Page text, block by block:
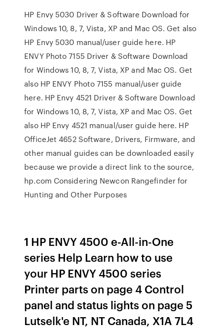
HP Envy 5030 Driver & Software Download for
Windows 10, 8, 7, Vista, XP and Mac OS. Get also
HP Envy 5030 manual/user guide here. HP
ENVY Photo 7155 Driver & Software Download
for Windows 10, 8, 7, Vista, XP and Mac OS. Get
also HP ENVY Photo 7155 manual/user guide
here. HP Envy 4521 Driver & Software Download
for Windows 10, 8, 7, Vista, XP and Mac OS. Get
also HP Envy 4521 manual/user guide here. HP
OfficeJet 4652 Software, Drivers, Firmware, and
other manual guides can be downloaded easily
because we provide a direct link to the source,
hp.com Considering Newcon Rangefinder for
Hunting and Other Purposes
1 HP ENVY 4500 e-All-in-One
series Help Learn how to use
your HP ENVY 4500 series
Printer parts on page 4 Control
panel and status lights on page 5
Lutselk'e NT, NT Canada, X1A 7L4